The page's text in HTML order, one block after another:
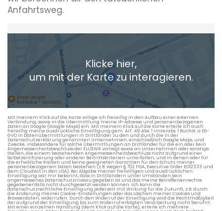
Anfahrtsweg.
Heimatadresse oder Wunschort
+ Aktuellen Standort hinzufügen
Die berechneten Anreisezeiten basieren auf den
Verkehrsdaten eines typischen Dienstag morgens um 8:30.
Klicke hier,
um mit der Karte zu interagieren.
Mit meinem Klick auf die Karte willige ich freiwillig in den Aufbau einer externen
Verbindung, sowie in die Übermittlung meine IP-Adresse und personenbezogenen
Daten an Google (Google Maps) ein. Mit meinem Klick auf die Karte erteile ich auch
freiwillig meine ausdrückliche Einwilligung gem. Art. 49 Abs. 1 Unterabs. 1 Buchst. a DS-
GVO in Datenübermittlungen in Drittländer zu den und durch die in der
Datenschutzerklärung genannten Unternehmen, einschließlich Google Maps, und
Zwecke, insbesondere für solche Übermittlungen an Drittländer für die ein oder kein
Angemessenheitsbeschluss der EU/EWR vorliegt sowie an Unternehmen oder sonstige
Stellen, die einem bestehenden Angemessenheitsbeschluss nicht aufgrund einer
Selbstzertifizierung oder anderer Beitrittskriterien unterfallen, und in denen oder für
die erhebliche Risiken und keine geeigneten Garantien für den Schutz meiner
personenbezogenen Daten bestehen (z.B. wegen § 702 FISA, Executive Order EO12333 und
dem CloudAct in den USA). Bei Abgabe meiner freiwilligen und ausdrücklichen
Einwilligung war mir bekannt, dass in Drittländern unter Umständen kein
angemessenes Datenschutzniveau gegeben ist und das meine Betroffenenrechte
gegebenenfalls nicht durchgesetzt werden können. Ich kann die
datenschutzrechtliche Einwilligung jederzeit mit Wirkung für die Zukunft, z.B. durch
die Änderung meiner Cookie-Einstellungen oder das Löschen meiner Cookies und
Browserdaten, widerrufen. Durch den Widerruf der Einwilligung wird die Rechtmäßigkeit
der aufgrund der Einwilligung bis zum Widerruf erfolgten Verarbeitung nicht berührt.
Mit einer einzelnen Handlung (dem Klick auf die Karte), erteile ich mehrere